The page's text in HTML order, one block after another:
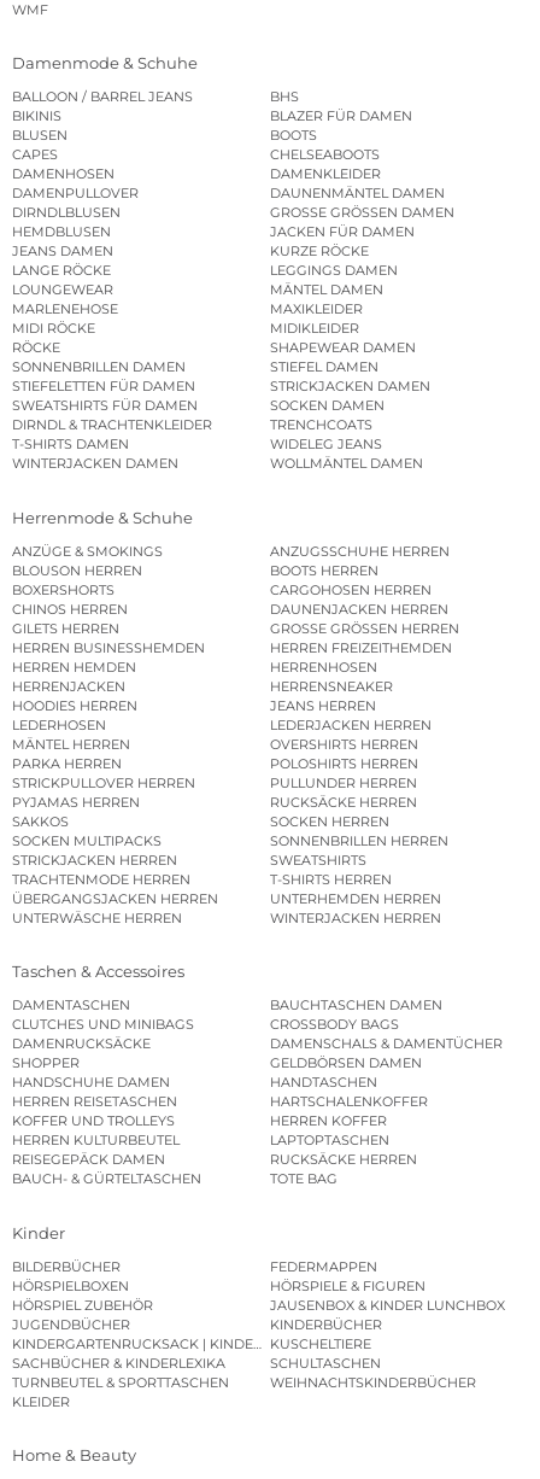
WMF
Damenmode & Schuhe
BALLOON / BARREL JEANS
BHS
BIKINIS
BLAZER FÜR DAMEN
BLUSEN
BOOTS
CAPES
CHELSEABOOTS
DAMENHOSEN
DAMENKLEIDER
DAMENPULLOVER
DAUNENMÄNTEL DAMEN
DIRNDLBLUSEN
GROSSE GRÖSSEN DAMEN
HEMDBLUSEN
JACKEN FÜR DAMEN
JEANS DAMEN
KURZE RÖCKE
LANGE RÖCKE
LEGGINGS DAMEN
LOUNGEWEAR
MÄNTEL DAMEN
MARLENEHOSE
MAXIKLEIDER
MIDI RÖCKE
MIDIKLEIDER
RÖCKE
SHAPEWEAR DAMEN
SONNENBRILLEN DAMEN
STIEFEL DAMEN
STIEFELETTEN FÜR DAMEN
STRICKJACKEN DAMEN
SWEATSHIRTS FÜR DAMEN
SOCKEN DAMEN
DIRNDL & TRACHTENKLEIDER
TRENCHCOATS
T-SHIRTS DAMEN
WIDELEG JEANS
WINTERJACKEN DAMEN
WOLLMÄNTEL DAMEN
Herrenmode & Schuhe
ANZÜGE & SMOKINGS
ANZUGSSCHUHE HERREN
BLOUSON HERREN
BOOTS HERREN
BOXERSHORTS
CARGOHOSEN HERREN
CHINOS HERREN
DAUNENJACKEN HERREN
GILETS HERREN
GROSSE GRÖSSEN HERREN
HERREN BUSINESSHEMDEN
HERREN FREIZEITHEMDEN
HERREN HEMDEN
HERRENHOSEN
HERRENJACKEN
HERRENSNEAKER
HOODIES HERREN
JEANS HERREN
LEDERHOSEN
LEDERJACKEN HERREN
MÄNTEL HERREN
OVERSHIRTS HERREN
PARKA HERREN
POLOSHIRTS HERREN
STRICKPULLOVER HERREN
PULLUNDER HERREN
PYJAMAS HERREN
RUCKSÄCKE HERREN
SAKKOS
SOCKEN HERREN
SOCKEN MULTIPACKS
SONNENBRILLEN HERREN
STRICKJACKEN HERREN
SWEATSHIRTS
TRACHTENMODE HERREN
T-SHIRTS HERREN
ÜBERGANGSJACKEN HERREN
UNTERHEMDEN HERREN
UNTERWÄSCHE HERREN
WINTERJACKEN HERREN
Taschen & Accessoires
DAMENTASCHEN
BAUCHTASCHEN DAMEN
CLUTCHES UND MINIBAGS
CROSSBODY BAGS
DAMENRUCKSÄCKE
DAMENSCHALS & DAMENTÜCHER
SHOPPER
GELDBÖRSEN DAMEN
HANDSCHUHE DAMEN
HANDTASCHEN
HERREN REISETASCHEN
HARTSCHALENKOFFER
KOFFER UND TROLLEYS
HERREN KOFFER
HERREN KULTURBEUTEL
LAPTOPTASCHEN
REISEGEPÄCK DAMEN
RUCKSÄCKE HERREN
BAUCH- & GÜRTELTASCHEN
TOTE BAG
Kinder
BILDERBÜCHER
FEDERMAPPEN
HÖRSPIELBOXEN
HÖRSPIELE & FIGUREN
HÖRSPIEL ZUBEHÖR
JAUSENBOX & KINDER LUNCHBOX
JUGENDBÜCHER
KINDERBÜCHER
KINDERGARTENRUCKSACK | KINDERGARTENBEUTEL
KUSCHELTIERE
SACHBÜCHER & KINDERLEXIKA
SCHULTASCHEN
TURNBEUTEL & SPORTTASCHEN
WEIHNACHTSKINDERBÜCHER
KLEIDER
Home & Beauty